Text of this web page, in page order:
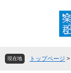
頭
飛現在地 トップページ >